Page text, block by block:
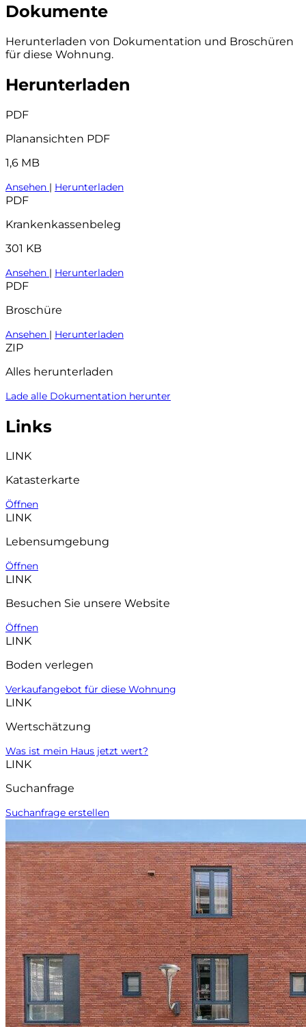
Dokumente
Herunterladen von Dokumentation und Broschüren
für diese Wohnung.
Herunterladen
PDF
Planansichten PDF
1,6 MB
Ansehen | Herunterladen
PDF
Krankenkassenbeleg
301 KB
Ansehen | Herunterladen
PDF
Broschüre
Ansehen | Herunterladen
ZIP
Alles herunterladen
Lade alle Dokumentation herunter
Links
LINK
Katasterkarte
Öffnen
LINK
Lebensumgebung
Öffnen
LINK
Besuchen Sie unsere Website
Öffnen
LINK
Boden verlegen
Verkaufangebot für diese Wohnung
LINK
Wertschätzung
Was ist mein Haus jetzt wert?
LINK
Suchanfrage
Suchanfrage erstellen